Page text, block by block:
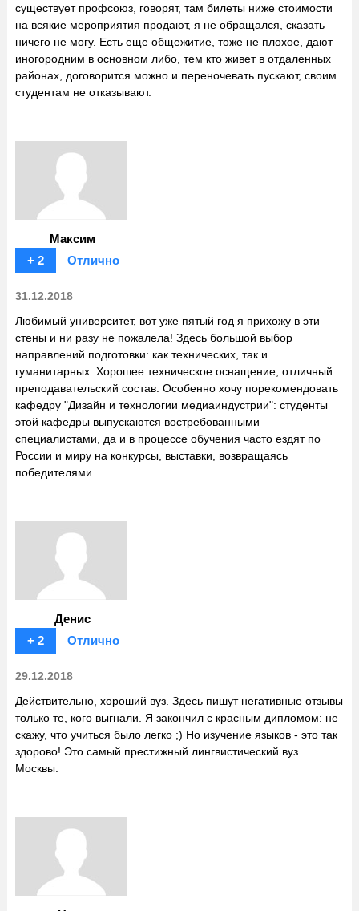
существует профсоюз, говорят, там билеты ниже стоимости
на всякие мероприятия продают, я не обращался, сказать
ничего не могу. Есть еще общежитие, тоже не плохое, дают
иногородним в основном либо, тем кто живет в отдаленных
районах, договорится можно и переночевать пускают, своим
студентам не отказывают.
Максим
+ 2
Отлично
31.12.2018
Любимый университет, вот уже пятый год я прихожу в эти
стены и ни разу не пожалела! Здесь большой выбор
направлений подготовки: как технических, так и
гуманитарных. Хорошее техническое оснащение, отличный
преподавательский состав. Особенно хочу порекомендовать
кафедру "Дизайн и технологии медиаиндустрии": студенты
этой кафедры выпускаются востребованными
специалистами, да и в процессе обучения часто ездят по
России и миру на конкурсы, выставки, возвращаясь
победителями.
Денис
+ 2
Отлично
29.12.2018
Действительно, хороший вуз. Здесь пишут негативные отзывы
только те, кого выгнали. Я закончил с красным дипломом: не
скажу, что учиться было легко ;) Но изучение языков - это так
здорово! Это самый престижный лингвистический вуз
Москвы.